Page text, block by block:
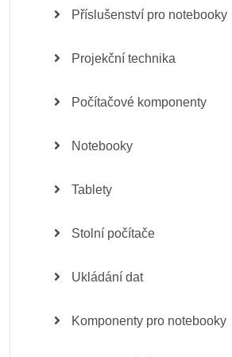
Příslušenství pro notebooky
Projekční technika
Počítačové komponenty
Notebooky
Tablety
Stolní počítače
Ukládání dat
Komponenty pro notebooky